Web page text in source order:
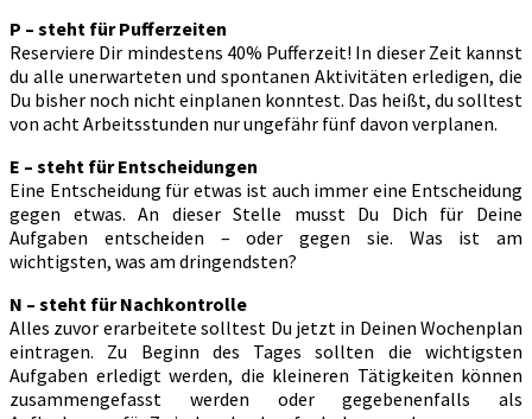
P – steht für Pufferzeiten
Reserviere Dir mindestens 40% Pufferzeit! In dieser Zeit kannst
du alle unerwarteten und spontanen Aktivitäten erledigen, die
Du bisher noch nicht einplanen konntest. Das heißt, du solltest
von acht Arbeitsstunden nur ungefähr fünf davon verplanen.
E – steht für Entscheidungen
Eine Entscheidung für etwas ist auch immer eine Entscheidung
gegen etwas. An dieser Stelle musst Du Dich für Deine
Aufgaben entscheiden – oder gegen sie. Was ist am
wichtigsten, was am dringendsten?
N – steht für Nachkontrolle
Alles zuvor erarbeitete solltest Du jetzt in Deinen Wochenplan
eintragen. Zu Beginn des Tages sollten die wichtigsten
Aufgaben erledigt werden, die kleineren Tätigkeiten können
zusammengefasst werden oder gegebenenfalls als